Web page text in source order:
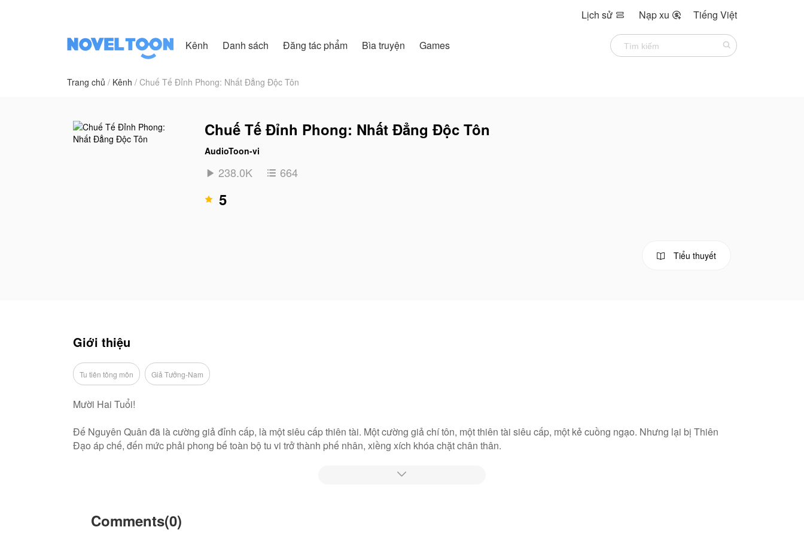
Lịch sử  Nạp xu  Tiếng Việt
Kênh Danh sách Đăng tác phẩm Bìa truyện Games
Trang chủ Kênh Chuế Tế Đỉnh Phong: Nhất Đẳng Độc Tôn
Chuế Tế Đỉnh Phong: Nhất Đẳng Độc Tôn
AudioToon-vi
 238.0K  664
 5
 Tiểu thuyết
Giới thiệu
Tu tiên tông môn Giả Tưởng-Nam
Mười Hai Tuổi!
Đế Nguyên Quân đã là cường giả đỉnh cấp, là một siêu cấp thiên tài. Một cường giả chí tôn, một thiên tài siêu cấp, một kẻ cuồng ngạo. Nhưng lại bị Thiên
Đạo áp chế, đến mức phải phong bế toàn bộ tu vi trở thành phế nhân, xiềng xích khóa chặt chân thân.
Một cường giả cao cao tại thượng lại bị Tông môn khai trừ, người thân phản bội, giữ mạng phải dựa vào người khác.
nhục, phản bội của đám người bất nhân kia và quyết tâm trảm Thiên diệt Đạo.

Comments(0)